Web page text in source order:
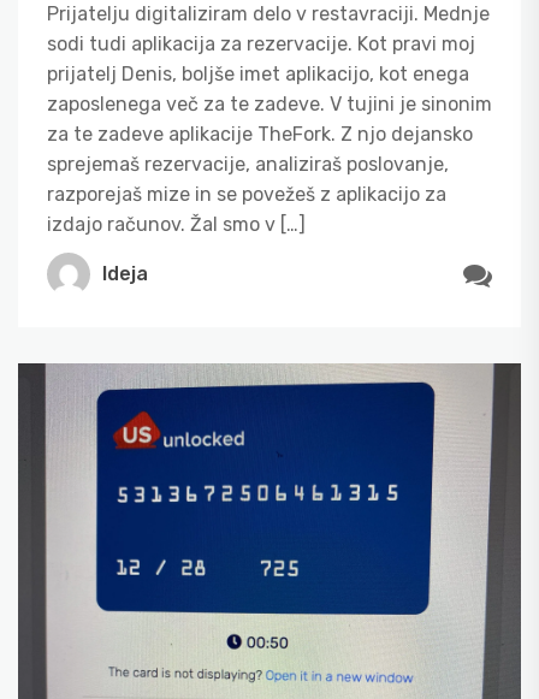
Prijatelju digitaliziram delo v restavraciji. Mednje
sodi tudi aplikacija za rezervacije. Kot pravi moj
prijatelj Denis, boljše imet aplikacijo, kot enega
zaposlenega več za te zadeve. V tujini je sinonim
za te zadeve aplikacije TheFork. Z njo dejansko
sprejemaš rezervacije, analiziraš poslovanje,
razporejaš mize in se povežeš z aplikacijo za
izdajo računov. Žal smo v […]
Ideja